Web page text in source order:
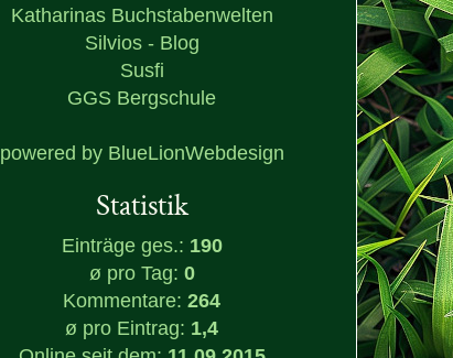
Katharinas Buchstabenwelten
Silvios - Blog
Susfi
GGS Bergschule
powered by BlueLionWebdesign
Statistik
Einträge ges.: 190
ø pro Tag: 0
Kommentare:264
ø pro Eintrag: 1,4